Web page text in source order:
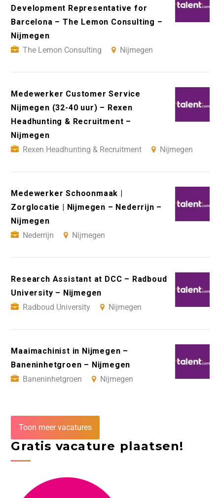
Development Representative for
Barcelona – The Lemon Consulting –
Nijmegen
The Lemon Consulting
Nijmegen
Medewerker Customer Service
Nijmegen (32-40 uur) – Rexen
Headhunting & Recruitment –
Nijmegen
Rexen Headhunting & Recruitment
Nijmegen
Medewerker Schoonmaak |
Zorglocatie | Nijmegen – Nederrijn –
Nijmegen
Nederrijn
Nijmegen
Research Assistant at DCC – Radboud
University – Nijmegen
Radboud University
Nijmegen
Maaimachinist in Nijmegen –
Baneninhetgroen – Nijmegen
Baneninhetgroen
Nijmegen
Toon meer vacatures
Gratis vacature plaatsen!